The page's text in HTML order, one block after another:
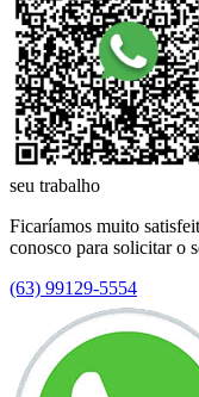
seu trabalho
Ficaríamos muito
conosco para solicitar o
(63) 99129-5554